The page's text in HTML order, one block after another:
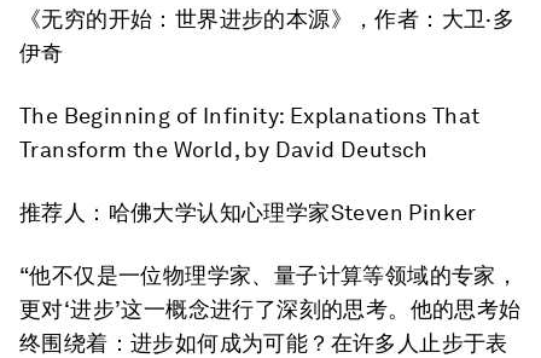
《无穷的开始：世界进步的本源》
，作者：大卫·多
伊奇
The Beginning of Infinity: Explanations That
Transform the World, by David Deutsch
推荐人：哈佛大学认知心理学家Steven Pinker
“他不仅是一位物理学家、量子计算等领域的专家，
更对‘进步’这一概念进行了深刻的思考。他的思考始
终围绕着：进步如何成为可能？在许多人止步于表